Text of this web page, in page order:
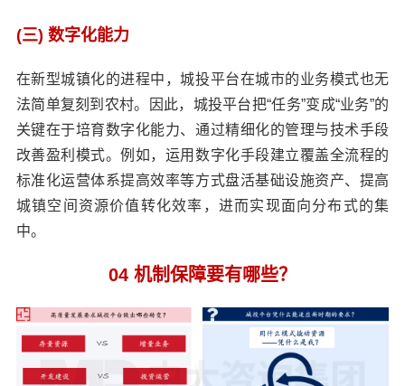
(三) 数字化能力
在新型城镇化的进程中，城投平台在城市的业务模式也无
法简单复刻到农村。因此，城投平台把“任务”变成“业务”的
关键在于培育数字化能力、通过精细化的管理与技术手段
改善盈利模式。例如，运用数字化手段建立覆盖全流程的
标准化运营体系提高效率等方式盘活基础设施资产、提高
城镇空间资源价值转化效率，进而实现面向分布式的集
中。
04 机制保障要有哪些？